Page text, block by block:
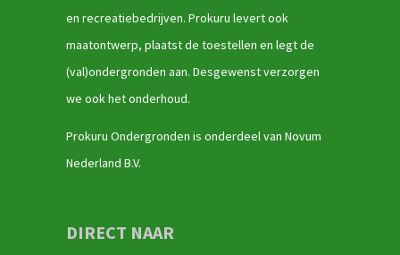
en recreatiebedrijven. Prokuru levert ook
maatontwerp, plaatst de toestellen en legt de
(val)ondergronden aan. Desgewenst verzorgen
we ook het onderhoud.
Prokuru Ondergronden is onderdeel van Novum
Nederland B.V.
DIRECT NAAR